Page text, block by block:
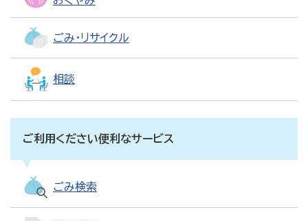
ごみ・リサイクル
相談
ご利用ください便利なサービス
ごみ検索